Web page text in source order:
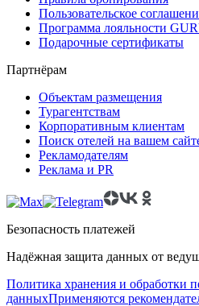
Пользовательское
Программа лояльности
Подарочные сертификаты
Партнёрам
Объектам размещения
Турагентствам
Корпоративным клиентам
Поиск отелей на вашем
Рекламодателям
Реклама и PR
Безопасность платежей
Надёжная защита данных от
Политика хранения и обработки
данныхПрименяются